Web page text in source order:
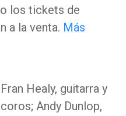
los tickets de
a la venta. Más
Healy, guitarra y
Andy Dunlop,